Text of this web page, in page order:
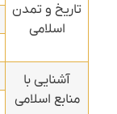
تاریخ و تمدن
اسلامی
آشنایی با
منابع اسلامی